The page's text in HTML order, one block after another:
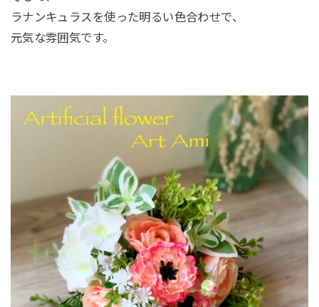
ラナンキュラスを使った明るい色合わせで、
元気な雰囲気です。